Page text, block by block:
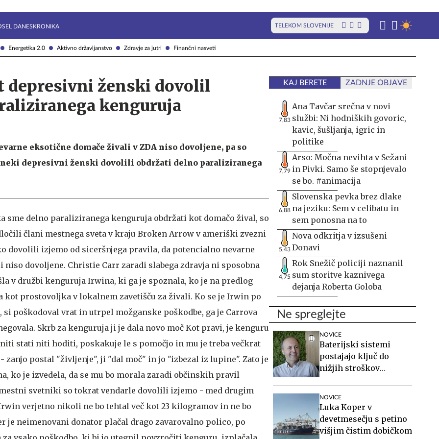
Energetika 2.0 Aktivno državljanstvo Zdravje za jutri Finančni nasveti
DANESKRONIKA TELEKOM SLOVENIJE
depresivni ženski dovolil
kenguruja
eksotične domače živali v ZDA niso dovoljene, pa so
depresivni ženski dovolili obdržati delno paraliziranega
sme delno paraliziranega kenguruja obdržati kot domačo žival, so
člani mestnega sveta v kraju Broken Arrow v ameriški zvezni
dovolili izjemo od siceršnjega pravila, da potencialno nevarne
niso dovoljene. Christie Carr zaradi slabega zdravja ni sposobna
v družbi kenguruja Irwina, ki ga je spoznala, ko je na predlog
kot prostovoljka v lokalnem zavetišču za živali. Ko se je Irwin po
si poškodoval vrat in utrpel možganske poškodbe, ga je Carrova
Skrb za kenguruja ji je dala novo moč Kot pravi, je kenguru
stati niti hoditi, poskakuje le s pomočjo in mu je treba večkrat
zanjo postal "življenje", ji "dal moč" in jo "izbezal iz lupine". Zato je
ko je izvedela, da se mu bo morala zaradi občinskih pravil
svetniki so tokrat vendarle dovolili izjemo - med drugim
verjetno nikoli ne bo tehtal več kot 23 kilogramov in ne bo
je neimenovani donator plačal drago zavarovalno polico, po
KAJ BERETE ZADNJE OBJAVE
7,83
Ana Tavčar srečna v novi
službi: Ni hodniških govoric,
kavic, šušljanja, igric in
politike
7,79
Arso: Močna nevihta v Sežani
in Pivki. Samo še stopnjevalo
se bo. #animacija
6,88
Slovenska pevka brez dlake
na jeziku: Sem v celibatu in
sem ponosna na to
5,43
Nova odkritja v izsušeni
Donavi
4,75
Rok Snežič policiji naznanil
sum storitve kaznivega
dejanja Roberta Goloba
Ne spreglejte
NOVICE
Baterijski sistemi
postajajo ključ do
nižjih stroškov
NOVICE
Luka Koper v
devetmesečju s petino
višjim čistim dobičkom